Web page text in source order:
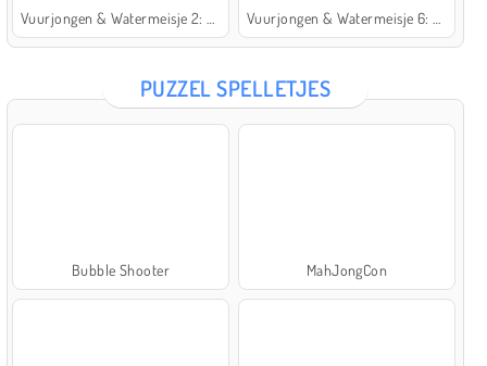
PUZZEL SPELLETJES
Bubble Shooter MahJongCon